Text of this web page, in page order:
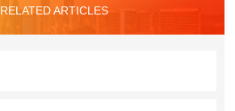
RELATED ARTICLES